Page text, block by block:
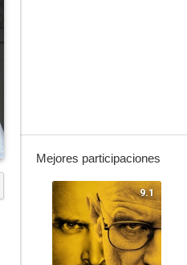
Mejores participaciones
9.1